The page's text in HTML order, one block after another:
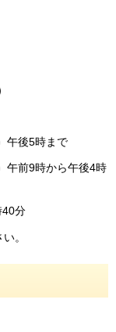
午後5時まで
午前9時から午後4時
40分
。